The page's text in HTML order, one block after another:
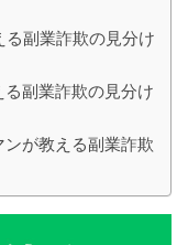
副業詐欺の見分け
副業詐欺の見分け
が教える副業詐欺